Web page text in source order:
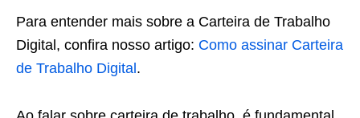
Para entender mais sobre a Carteira de Trabalho
Digital, confira nosso artigo: Como assinar Carteira
de Trabalho Digital .